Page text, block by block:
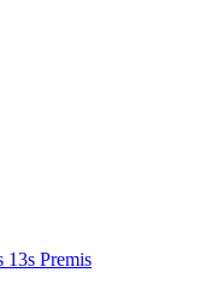
13s Premis